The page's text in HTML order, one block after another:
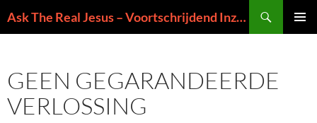
naar
Ask The Real Jesus – Voortschrijdend Inzicht in de Zin van het Leven
GEEN GEGARANDEERDE
VERLOSSING